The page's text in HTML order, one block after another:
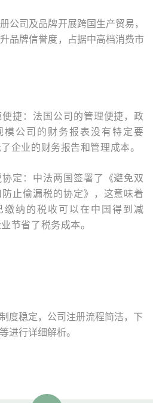
公司及品牌开展跨国生产贸易，
品牌信誉度，占据中高档消费市
捷：法国公司的管理便捷，政
模公司的财务报表没有特定要
企业的财务报告和管理成本。
定：中法两国签署了《避免双
止偷漏税的协定》，这意味着
缴纳的税收可以在中国得到减
节省了税务成本。
度稳定，公司注册流程简洁，下
进行详细解析。